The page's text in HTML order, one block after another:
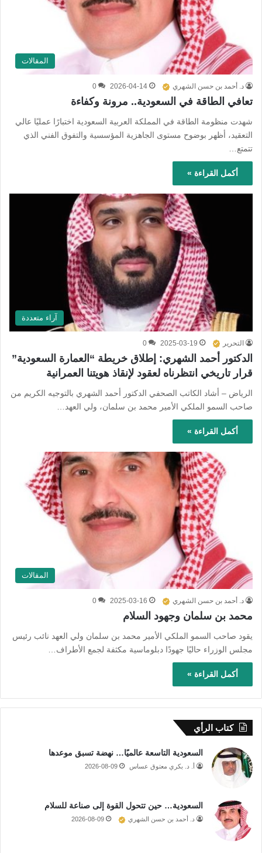
المقالات
د. أحمد بن حسن الشهري 2026-04-14
0
تعافي الطاقة في السعودية.. مرونة وكفاءة
شهدت منظومة الطاقة في المملكة العربية السعودية اختبارًا عمليًا عالي
التعقيد، أظهر بوضوح مستوى الجاهزية المؤسسية والتفوق الفني الذي
تتمتع…
أكمل القراءة »
آراء متعددة
التحرير 2025-03-19
0
الدكتور أحمد الشهري: إطلاق خريطة “العمارة السعودية”
قرار تاريخي انتظرناه لعقود لإنقاذ هويتنا العمرانية
الرياض – أشاد الكاتب الصحفي الدكتور أحمد الشهري بالتوجيه الكريم من
صاحب السمو الملكي الأمير محمد بن سلمان، ولي العهد…
أكمل القراءة »
المقالات
د. أحمد بن حسن الشهري 2025-03-16
0
محمد بن سلمان وجهود السلام
يقود صاحب السمو الملكي الأمير محمد بن سلمان ولي العهد نائب رئيس
مجلس الوزراء حاليًا جهودًا دبلوماسية مكثفة لجمع الأطراف…
أكمل القراءة »
كتاب الرأي
السعودية التاسعة عالميًا… نهضة تسبق موعدها
أ. د. بكري معتوق عساس 2026-08-09
السعودية… حين تتحول القوة إلى صناعة للسلام
د. أحمد بن حسن الشهري 2026-08-09